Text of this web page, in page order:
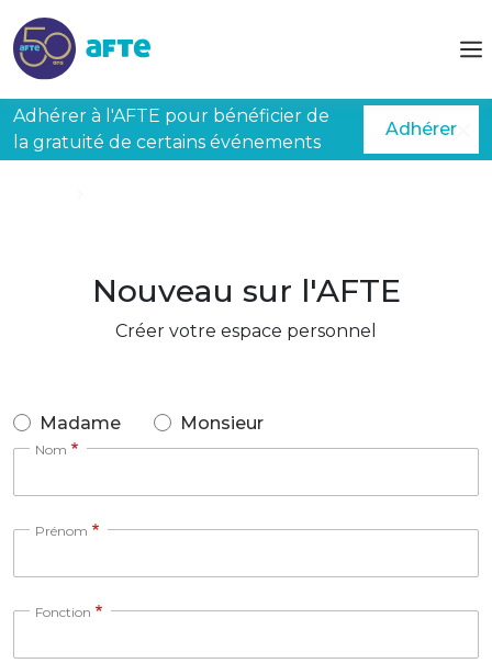
Adhérer à l'AFTE pour bénéficier de
la gratuité de certains événements
Adhérer
Nouveau sur l'AFTE
Créer votre espace personnel
Madame Monsieur
Nom
Prénom
Fonction